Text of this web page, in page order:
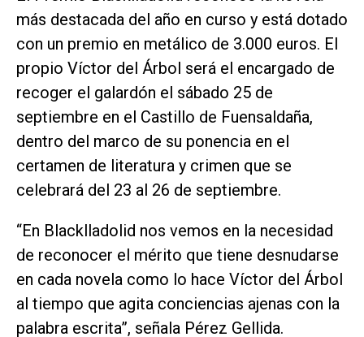
más destacada del año en curso y está dotado
con un premio en metálico de 3.000 euros. El
propio Víctor del Árbol será el encargado de
recoger el galardón el sábado 25 de
septiembre en el Castillo de Fuensaldaña,
dentro del marco de su ponencia en el
certamen de literatura y crimen que se
celebrará del 23 al 26 de septiembre.
“En Blacklladolid nos vemos en la necesidad
de reconocer el mérito que tiene desnudarse
en cada novela como lo hace Víctor del Árbol
al tiempo que agita conciencias ajenas con la
palabra escrita”, señala Pérez Gellida.